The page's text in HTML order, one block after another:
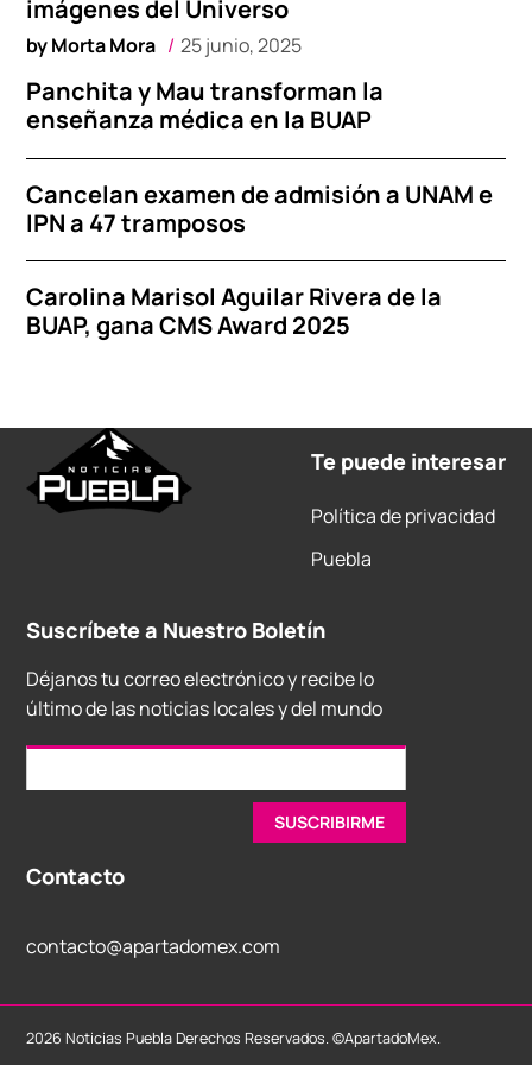
imágenes del Universo
byMorta Mora 25 junio, 2025
Panchita y Mau transforman la
enseñanza médica en la BUAP
Cancelan examen de admisión a UNAM e
IPN a 47 tramposos
Carolina Marisol Aguilar Rivera de la
BUAP, gana CMS Award 2025
Te puede interesar
Política de privacidad
Puebla
Suscríbete a Nuestro Boletín
Déjanos tu correo electrónico y recibe lo
último de las noticias locales y del mundo
Contacto
contacto@apartadomex.com
2026 Noticias Puebla Derechos Reservados. ©ApartadoMex.